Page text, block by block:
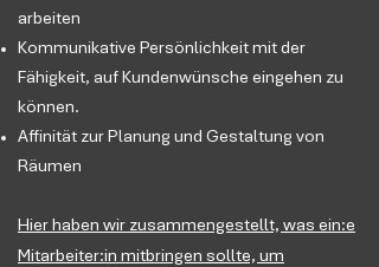
arbeiten
Kommunikative Persönlichkeit mit der
Fähigkeit, auf Kundenwünsche eingehen zu
können.
Affinität zur Planung und Gestaltung von
Räumen
Hier haben wir zusammengestellt, was ein:e
Mitarbeiter:in mitbringen sollte, um